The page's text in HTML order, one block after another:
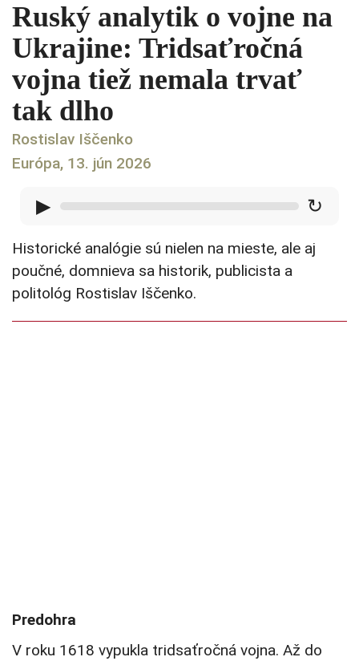
Ruský analytik o vojne na
Ukrajine: Tridsaťročná
vojna tiež nemala trvať
tak dlho
Rostislav Iščenko
Európa, 13. jún 2026
▶ ↻
Historické analógie sú nielen na mieste, ale aj
poučné, domnieva sa historik, publicista a
politológ Rostislav Iščenko.
Predohra
V roku 1618 vypukla tridsaťročná vojna. Až do